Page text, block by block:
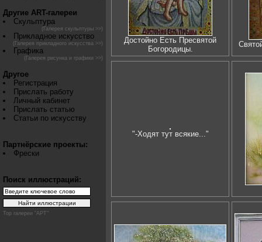
Другие ART-галереи
Скульптура
(Галерея скульптуры >>)
Прикладное искусство
(Галерея прикладного искусства >>)
Графика
(Галерея рисунка и графики >>)
Другое
Регистрация
Прислать работу
Личный кабинет
Прислать статью
Статьи по искусству
Партнёрские проекты:
Фрески
Поиск иллюстраций:
Top галереи "АРТ"
Достойно Есть Пресвятой
Богородицы.
"-Ходят тут всякие..."